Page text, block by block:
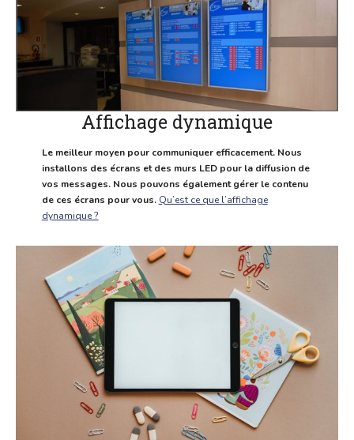
Affichage dynamique
Le meilleur moyen pour communiquer efficacement. Nous
installons des écrans et des murs LED pour la diffusion de
vos messages. Nous pouvons également gérer le contenu
de ces écrans pour vous. Qu’est ce que l’affichage
dynamique ?